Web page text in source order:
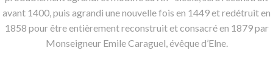
avant 1400, puis agrandi une nouvelle fois en 1449 et redétruit en
1858 pour être entièrement reconstruit et consacré en 1879 par
Monseigneur Emile Caraguel, évêque d’Elne.